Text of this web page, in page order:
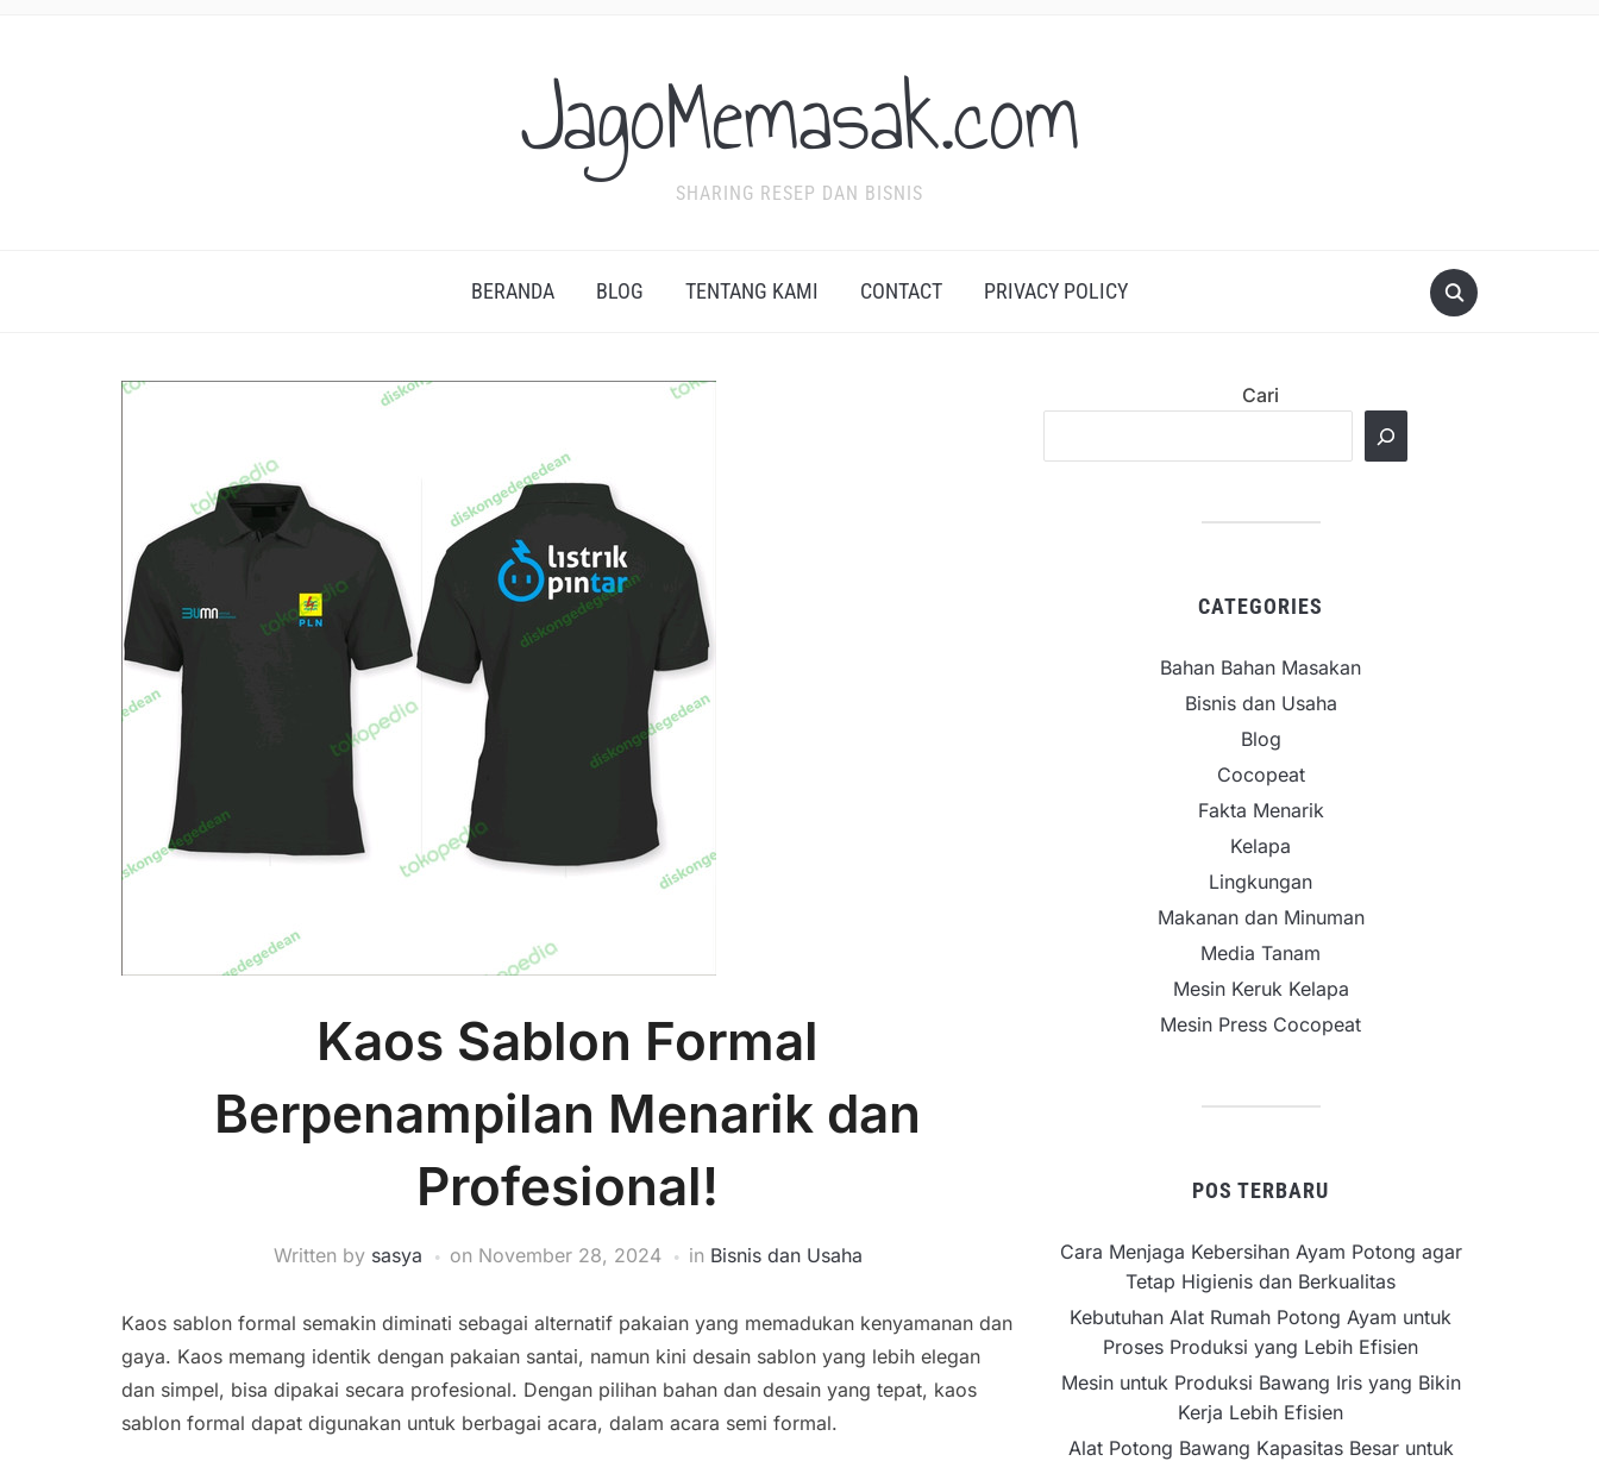
JagoMemasak.com
SHARING RESEP DAN BISNIS
BERANDA BLOG TENTANG KAMI CONTACT PRIVACY POLICY
Kaos Sablon Formal
Berpenampilan Menarik dan
Profesional!
Written by sasya on November 28, 2024 in Bisnis dan Usaha
Kaos sablon formal semakin diminati sebagai alternatif pakaian yang memadukan kenyamanan dan
gaya. Kaos memang identik dengan pakaian santai, namun kini desain sablon yang lebih elegan
dan simpel, bisa dipakai secara profesional. Dengan pilihan bahan dan desain yang tepat, kaos
sablon formal dapat digunakan untuk berbagai acara, dalam acara semi formal.
Cari
CATEGORIES
Bahan Bahan Masakan
Bisnis dan Usaha
Blog
Cocopeat
Fakta Menarik
Kelapa
Lingkungan
Makanan dan Minuman
Media Tanam
Mesin Keruk Kelapa
Mesin Press Cocopeat
POS TERBARU
Cara Menjaga Kebersihan Ayam Potong agar
Tetap Higienis dan Berkualitas
Kebutuhan Alat Rumah Potong Ayam untuk
Proses Produksi yang Lebih Efisien
Mesin untuk Produksi Bawang Iris yang Bikin
Kerja Lebih Efisien
Alat Potong Bawang Kapasitas Besar untuk